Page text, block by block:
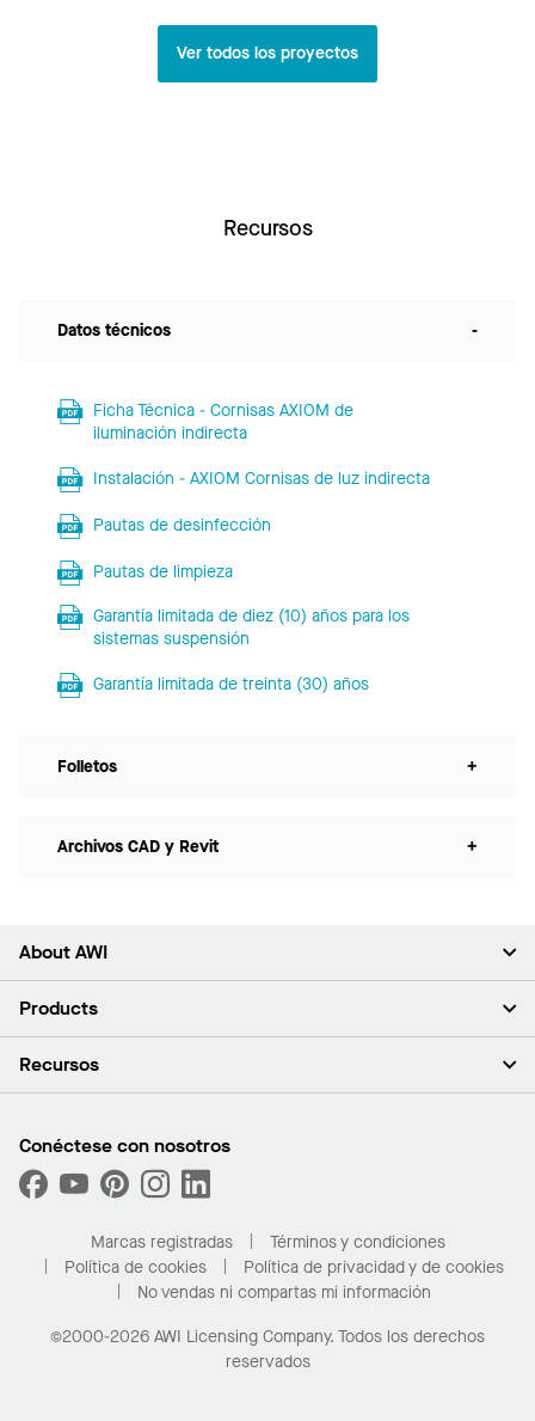
Ver todos los proyectos
Recursos
Datos técnicos -
Ficha Técnica - Cornisas AXIOM de
iluminación indirecta
Instalación - AXIOM Cornisas de luz indirecta
Pautas de desinfección
Pautas de limpieza
Garantía limitada de diez (10) años para los
sistemas suspensión
Garantía limitada de treinta (30) años
Folletos +
Archivos CAD y Revit +
About AWI
Acerca de nosotros
Sala de prensa
¿Cuáles son mis opciones de compra?
Products
Plafones
Capacidades personalizadas
Desempeño
Recursos
Buscar un distribuidor
Solicitar muestras
Compre en línea con Kanopi
Para el hogar
Conéctese con nosotros
Marcas registradas
Términos y condiciones
Política de cookies
Política de privacidad y de cookies
No vendas ni compartas mi información
©2000-2026 AWI Licensing Company. Todos los derechos
reservados